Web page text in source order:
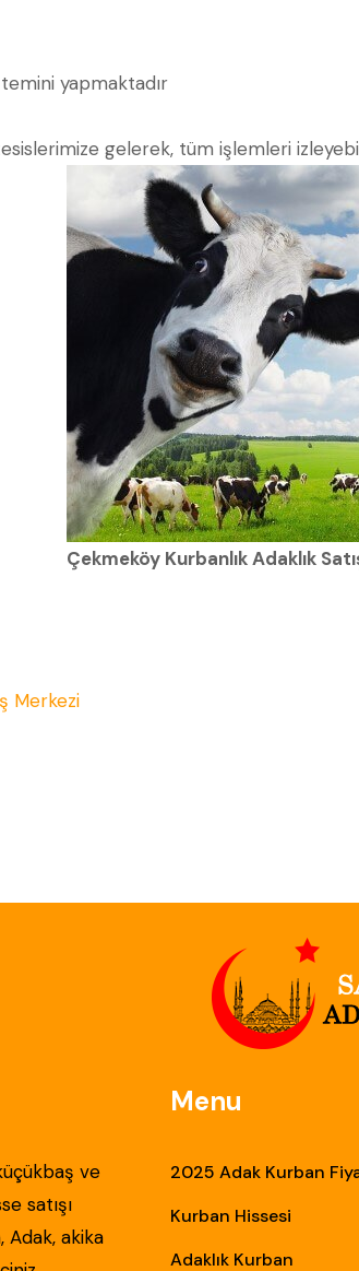
yapmaktadır
gelerek, tüm işlemleri
Çekmeköy Kurbanlık Adaklık
Merkezi
ve
satışı
akika
Menu
2025 Adak Kurban
Kurban Hissesi
Adaklık Kurban